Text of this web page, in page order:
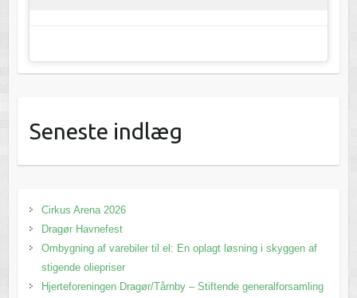
Seneste indlæg
Cirkus Arena 2026
Dragør Havnefest
Ombygning af varebiler til el: En oplagt løsning i skyggen af
stigende oliepriser
Hjerteforeningen Dragør/Tårnby – Stiftende generalforsamling